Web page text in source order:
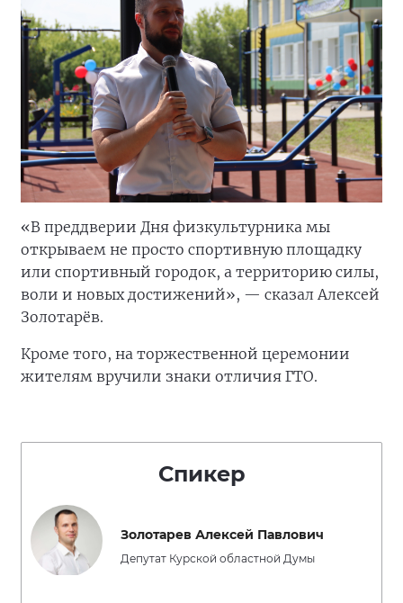
«В преддверии Дня физкультурника мы
открываем не просто спортивную площадку
или спортивный городок, а территорию силы,
воли и новых достижений», — сказал Алексей
Золотарёв.
Кроме того, на торжественной церемонии
жителям вручили знаки отличия ГТО.
Спикер
Золотарев Алексей Павлович
Депутат Курской областной Думы